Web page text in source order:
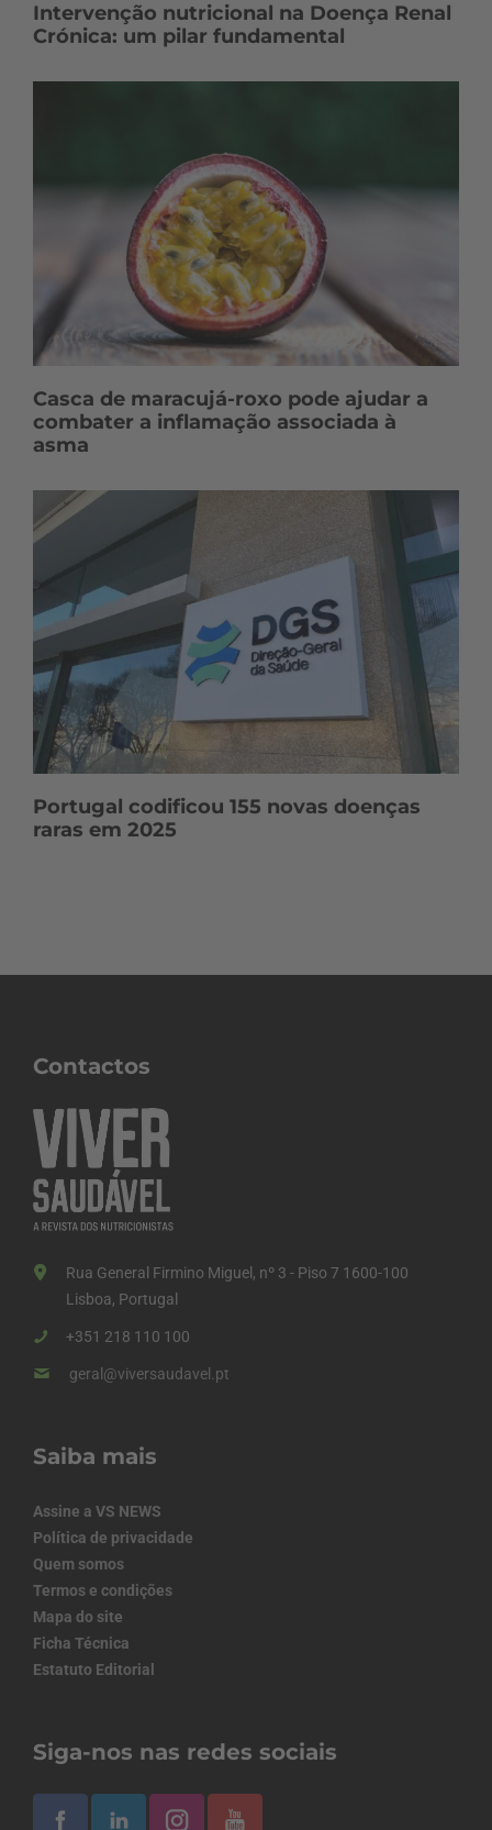
Intervenção nutricional na Doença Renal
Crónica: um pilar fundamental
Casca de maracujá-roxo pode ajudar a
combater a inflamação associada à
asma
Portugal codificou 155 novas doenças
raras em 2025
Contactos
Rua General Firmino Miguel, nº 3 - Piso 7 1600-100
Lisboa, Portugal
+351 218 110 100
geral@viversaudavel.pt
Saiba mais
Assine a VS NEWS
Política de privacidade
Quem somos
Termos e condições
Mapa do site
Ficha Técnica
Estatuto Editorial
Siga-nos nas redes sociais